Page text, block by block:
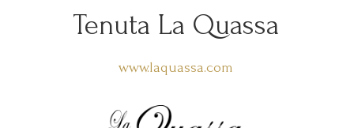
Tenuta La Quassa
www.laquassa.com